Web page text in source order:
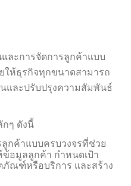
ละการจัดการลูกค้าแบบ
ให้ธุรกิจทุกขนาดสามารถ
และปรับปรุงความสัมพันธ์
ๆ ดังนี้
กค้าแบบครบวงจรที่ช่วย
ข้อมูลลูกค้า กำหนดเป้า
ภัณฑ์หรือบริการ และสร้าง